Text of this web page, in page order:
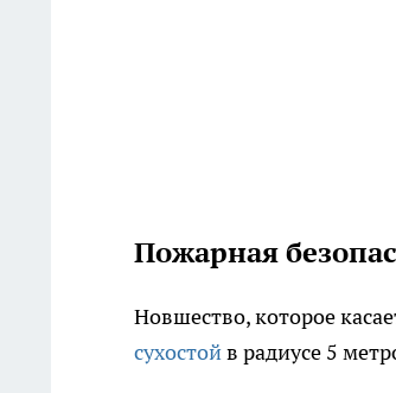
Пожарная
Новшество, которое
сухостойв радиусе 5